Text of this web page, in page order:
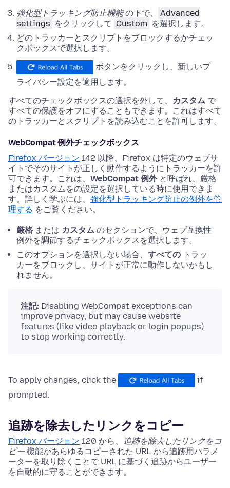
強化型トラッキング防止機能の下で、
Advanced
settings をクリックして Custom を選択します。
どのトラッカーとスクリプトをブロックするかチェッ
クボックスで選択します。
ボタンをクリックし、新しいプ
ライバシー設定を適用します。
すべてのチェックボックスの選択を外して、
カスタム で
すべての保護をオフにすることもできます。これはすべて
のトラッカーとスクリプトを読み込むことを許可します。
WebCompat 例外チェックボックス
Firefox バージョン 142 以降、Firefox は特定のウェブサ
イトでそのサイトが正しく動作するようにトラッカーを許
可できます。これは、 WebCompat 例外と呼ばれ、厳格
またはカスタムをの設定を選択している時に使用できま
す。詳しく学ぶには、 強化型トラッキング防止の例外を管
理する をご覧ください。
厳格 または カスタム のセクションで、ウェブ互換性
例外を調節するチェックボックスを選択します。
このオプションを選択しない場合、 すべての トラッ
カーをブロックし、サイトが正常に動作しないかもし
れません。
注記: Disabling WebCompat exceptions can
improve privacy, but may cause website
features (like video playback or login popups)
to stop working correctly.
To apply changes, click the
if
prompted.
追跡を除去したリンクをコピー
Firefox バージョン 120 から、 追跡を除去したリンクをコ
ピー機能があらゆるコピーされた URL から追跡用パラメ
ーターを取り除くことで URL に基づく追跡からユーザー
を自動的に守ることができます。